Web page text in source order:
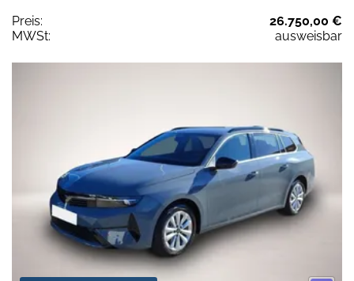
Preis:
26.750,00 €
MWSt:
ausweisbar